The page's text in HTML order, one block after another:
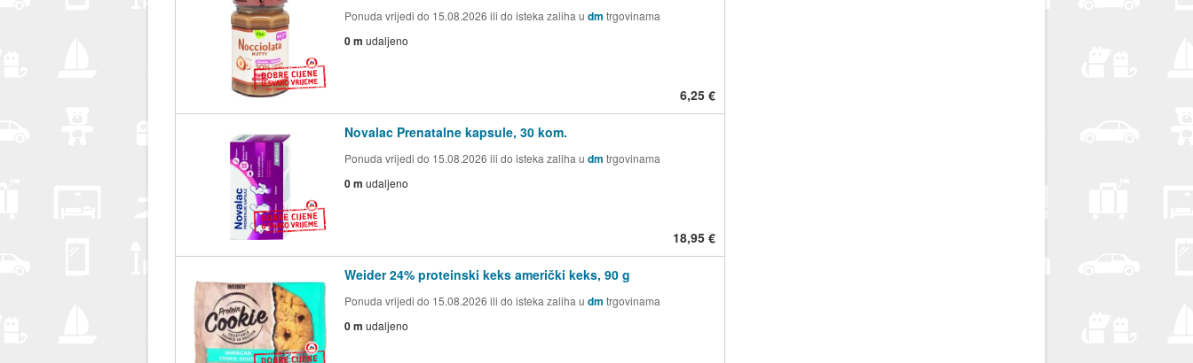
Ponuda vrijedi do 15.08.2026 ili do isteka zaliha u dm trgovinama
0 m udaljeno
6,25 €
Novalac Prenatalne kapsule, 30 kom.
Ponuda vrijedi do 15.08.2026 ili do isteka zaliha u dm trgovinama
0 m udaljeno
18,95 €
Weider 24% proteinski keks američki keks, 90 g
Ponuda vrijedi do 15.08.2026 ili do isteka zaliha u dm trgovinama
0 m udaljeno